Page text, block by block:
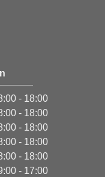
- 18:00
- 18:00
- 18:00
- 18:00
- 18:00
- 17:00